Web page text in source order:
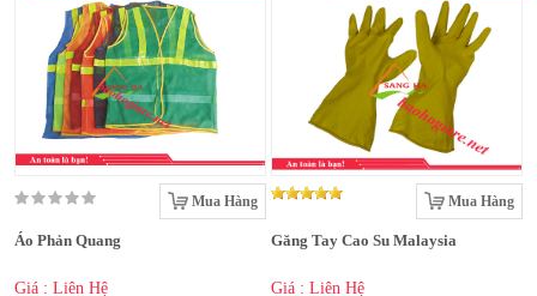
Mua Hàng
Áo Phản Quang
Giá : Liên Hệ
Mua Hàng
Găng Tay Cao Su Malaysia
Giá : Liên Hệ